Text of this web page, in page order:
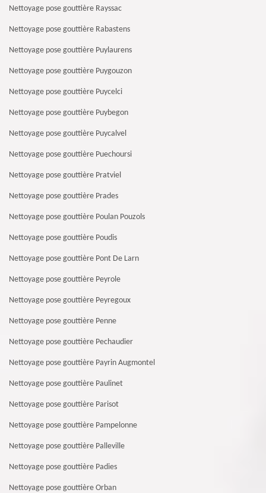
Nettoyage pose gouttière Rayssac
Nettoyage pose gouttière Rabastens
Nettoyage pose gouttière Puylaurens
Nettoyage pose gouttière Puygouzon
Nettoyage pose gouttière Puycelci
Nettoyage pose gouttière Puybegon
Nettoyage pose gouttière Puycalvel
Nettoyage pose gouttière Puechoursi
Nettoyage pose gouttière Pratviel
Nettoyage pose gouttière Prades
Nettoyage pose gouttière Poulan Pouzols
Nettoyage pose gouttière Poudis
Nettoyage pose gouttière Pont De Larn
Nettoyage pose gouttière Peyrole
Nettoyage pose gouttière Peyregoux
Nettoyage pose gouttière Penne
Nettoyage pose gouttière Pechaudier
Nettoyage pose gouttière Payrin Augmontel
Nettoyage pose gouttière Paulinet
Nettoyage pose gouttière Parisot
Nettoyage pose gouttière Pampelonne
Nettoyage pose gouttière Palleville
Nettoyage pose gouttière Padies
Nettoyage pose gouttière Orban